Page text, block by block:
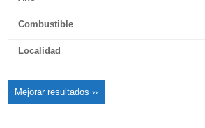
Combustible
Localidad
Mejorar resultados ››